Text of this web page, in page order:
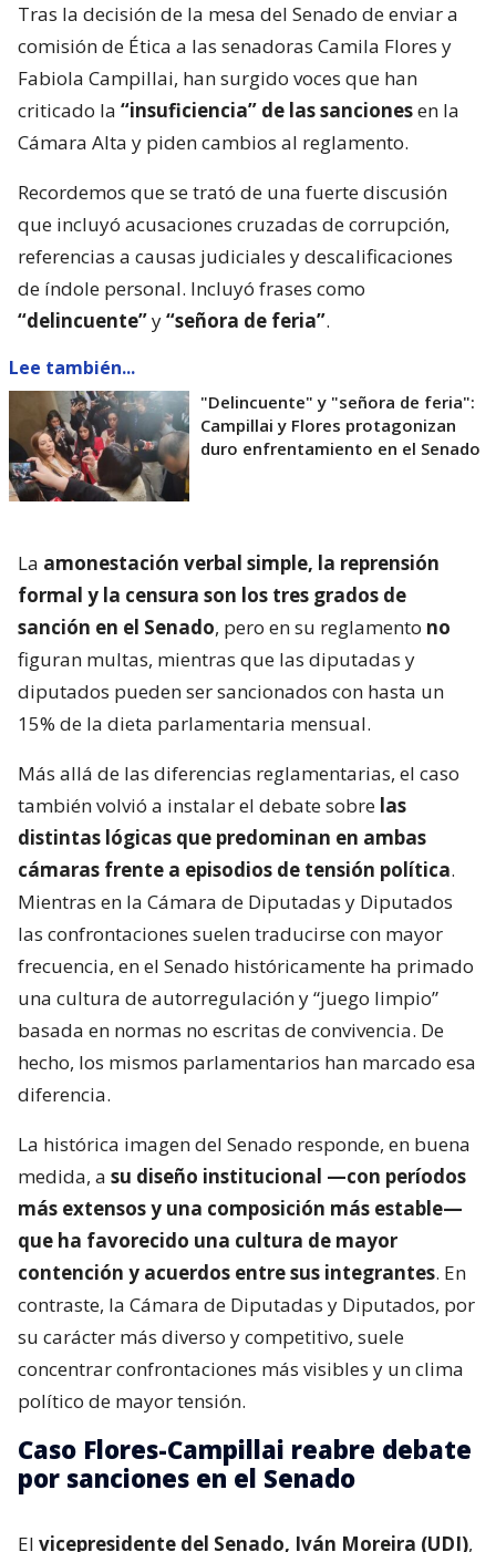
Tras la decisión de la mesa del Senado de enviar a
comisión de Ética a las senadoras Camila Flores y
Fabiola Campillai, han surgido voces que han
criticado la “insuficiencia” de las sancionesen la
Cámara Alta y piden cambios al reglamento.
Recordemos que se trató de una fuerte discusión
que incluyó acusaciones cruzadas de corrupción,
referencias a causas judiciales y descalificaciones
de índole personal. Incluyó frases como
“delincuente”y“señora de feria”.
Lee también...
"Delincuente" y "señora de feria":
Campillai y Flores protagonizan
duro enfrentamiento en el Senado
La amonestación verbal simple, la reprensión
formal y la censura son los tres grados de
sanción en el Senado, pero en su reglamento no
figuran multas, mientras que las diputadas y
diputados pueden ser sancionados con hasta un
15% de la dieta parlamentaria mensual.
Más allá de las diferencias reglamentarias, el caso
también volvió a instalar el debate sobre las
distintas lógicas que predominan en ambas
cámaras frente a episodios de tensión política.
Mientras en la Cámara de Diputadas y Diputados
las confrontaciones suelen traducirse con mayor
frecuencia, en el Senado históricamente ha primado
una cultura de autorregulación y “juego limpio”
basada en normas no escritas de convivencia. De
hecho, los mismos parlamentarios han marcado esa
diferencia.
La histórica imagen del Senado responde, en buena
medida, a su diseño institucional —con períodos
más extensos y una composición más estable—
que ha favorecido una cultura de mayor
contención y acuerdos entre sus integrantes. En
contraste, la Cámara de Diputadas y Diputados, por
su carácter más diverso y competitivo, suele
concentrar confrontaciones más visibles y un clima
político de mayor tensión.
Caso Flores-Campillai reabre debate
por sanciones en el Senado
El vicepresidente del Senado, Iván Moreira (UDI),